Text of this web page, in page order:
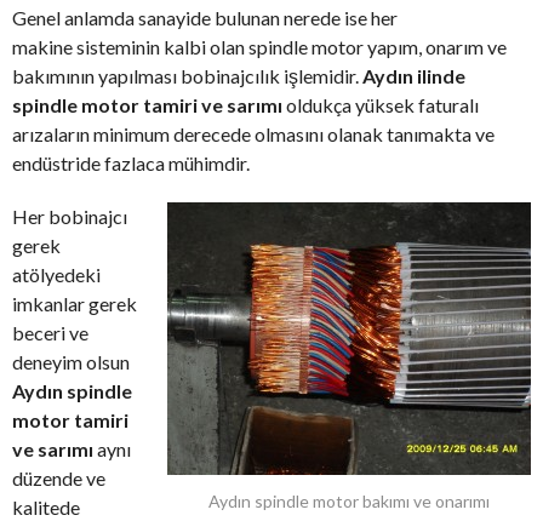
Genel anlamda sanayide bulunan nerede ise her
makine sisteminin kalbi olan spindle motor yapım, onarım ve
bakımının yapılması bobinajcılık işlemidir.Aydın ilinde
spindle motor tamiri ve sarımı oldukça yüksek faturalı
arızaların minimum derecede olmasını olanak tanımakta ve
endüstride fazlaca mühimdir.
Aydın spindle motor bakımı ve onarımı
Her bobinajcı
gerek
atölyedeki
imkanlar gerek
beceri ve
deneyim olsun
Aydın spindle
motor tamiri
ve sarımı aynı
düzende ve
kalitede